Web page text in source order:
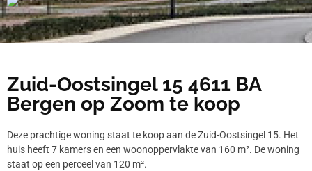
Zuid-Oostsingel 15 4611 BA
Bergen op Zoom te koop
Deze prachtige woning staat te koop aan de Zuid-Oostsingel 15. Het
huis heeft 7 kamers en een woonoppervlakte van 160 m². De woning
staat op een perceel van 120 m².